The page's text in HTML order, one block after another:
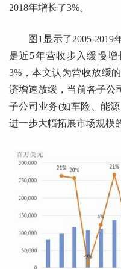
2018年增长了3%。
图1显示了2005-2019
是近5年营收步入缓慢增
3%，本文认为营收放缓
济增速放缓，当前各子公
子公司业务(如车险、能
进一步大幅拓展市场规模